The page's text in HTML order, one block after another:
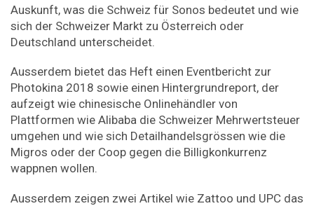
Auskunft, was die Schweiz für Sonos bedeutet und wie
sich der Schweizer Markt zu Österreich oder
Deutschland unterscheidet.
Ausserdem bietet das Heft einen Eventbericht zur
Photokina 2018 sowie einen Hintergrundreport, der
aufzeigt wie chinesische Onlinehändler von
Plattformen wie Alibaba die Schweizer Mehrwertsteuer
umgehen und wie sich Detailhandelsgrössen wie die
Migros oder der Coop gegen die Billigkonkurrenz
wappnen wollen.
Ausserdem zeigen zwei Artikel wie Zattoo und UPC das